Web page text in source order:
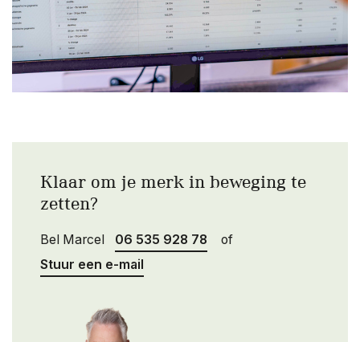
Klaar om je merk in beweging te
zetten?
Bel Marcel 06 535 928 78
of
Stuur een e-mail